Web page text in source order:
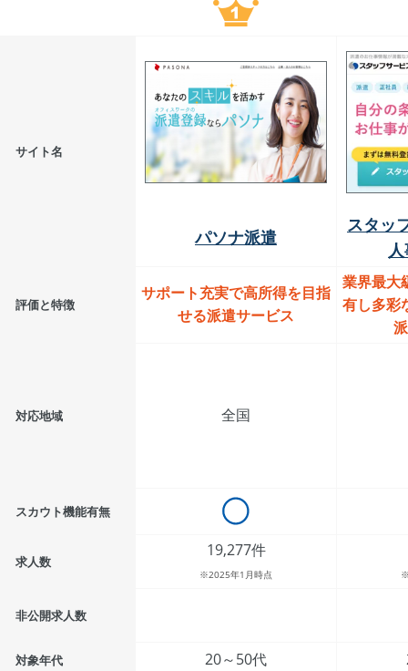
サイト名
パソナ派遣
スタッ
評価と特徴
サポート充実で高所得を目指
せる派遣サービス
業界最大
有し多彩
対応地域 全国
スカウト機能有無
求人数
19,277件
※2025年1月時点
非公開求人数
対象年代 20～50代